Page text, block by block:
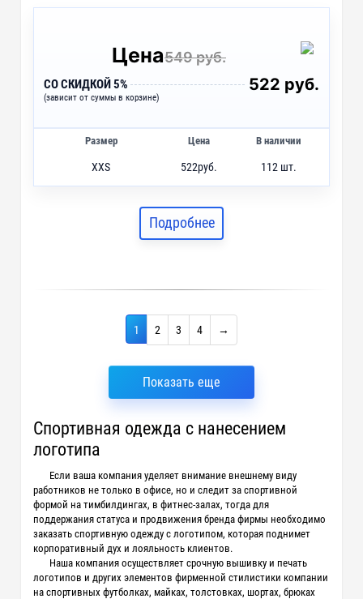
Цена549 руб.
СО СКИДКОЙ 5%
(зависит от суммы в корзине)
522 руб.
Размер Цена В наличии
XXS 522руб.
112 шт.
522руб.
Подробнее
1 2 3 4 →
Показать еще
Спортивная одежда с нанесением
логотипа
Если ваша компания уделяет внимание внешнему виду
работников не только в офисе, но и следит за спортивной
формой на тимбилдингах, в фитнес-залах, тогда для
поддержания статуса и продвижения бренда фирмы необходимо
заказать спортивную одежду с логотипом, которая поднимет
корпоративный дух и лояльность клиентов.
Наша компания осуществляет срочную вышивку и печать
логотипов и других элементов фирменной стилистики компании
на спортивных футболках, майках, толстовках, шортах, брюках